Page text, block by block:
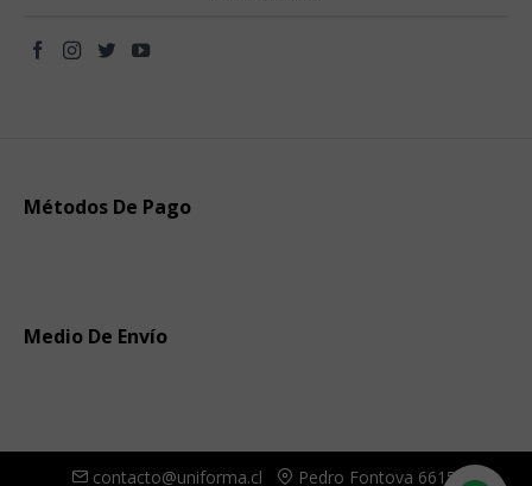
Métodos De Pago
Medio De Envío
contacto@uniforma.cl Pedro Fontova 6615,